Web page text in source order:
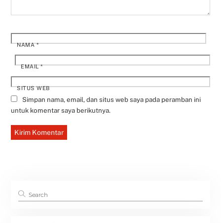
NAMA*
EMAIL*
SITUS WEB
Simpan nama, email, dan situs web saya pada peramban ini
untuk komentar saya berikutnya.